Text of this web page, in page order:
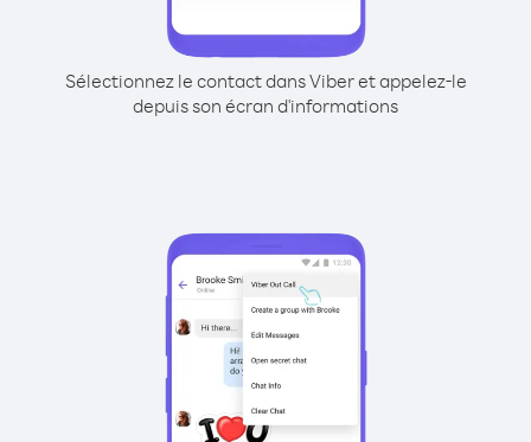
Sélectionnez le contact dans Viber et appelez-le
depuis son écran d'informations